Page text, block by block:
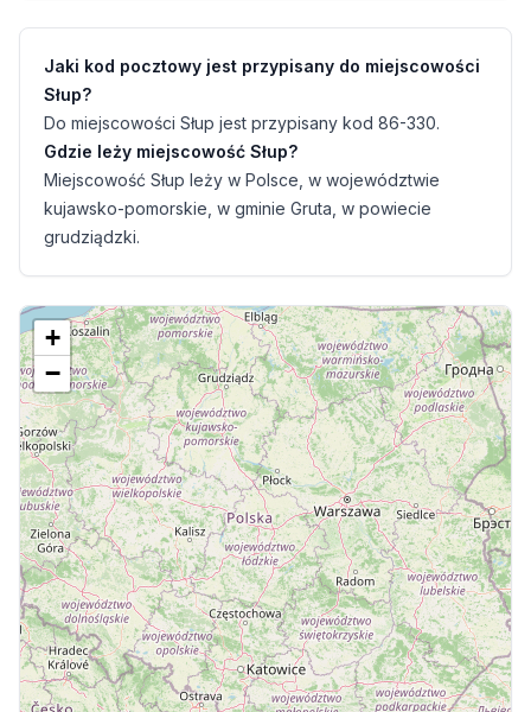
Jaki kod pocztowy jest przypisany do miejscowości
Słup?
Do miejscowości Słup jest przypisany kod 86-330.
Gdzie leży miejscowość Słup?
Miejscowość Słup leży w Polsce, w województwie
kujawsko-pomorskie, w gminie Gruta, w powiecie
grudziądzki.
+
−